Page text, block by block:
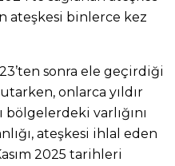
ateşkesi binlerce kez
sonra ele geçirdiği
onlarca yıldır
varlığını
ateşkesi ihlal eden
2025 tarihleri